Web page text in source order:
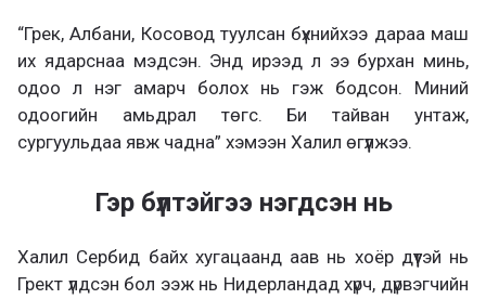
“Грек, Албани, Косовод туулсан бүхнийхээ дараа маш
их ядарснаа мэдсэн. Энд ирээд л ээ бурхан минь,
одоо л нэг амарч болох нь гэж бодсон. Миний
одоогийн амьдрал төгс. Би тайван унтаж,
сургуульдаа явж чадна” хэмээн Халил өгүүлжээ.
Гэр бүлтэйгээ нэгдсэн нь
Халил Сербид байх хугацаанд аав нь хоёр дүүтэй нь
Грект үлдсэн бол ээж нь Нидерландад хүрч, дүрвэгчийн